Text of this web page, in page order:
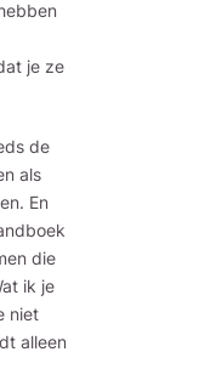
je ze
de
als
En
die
ik je
niet
alleen